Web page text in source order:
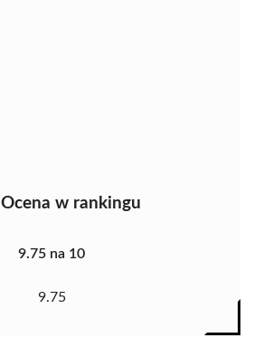
Ocena w rankingu
9.75 na 10
9.75